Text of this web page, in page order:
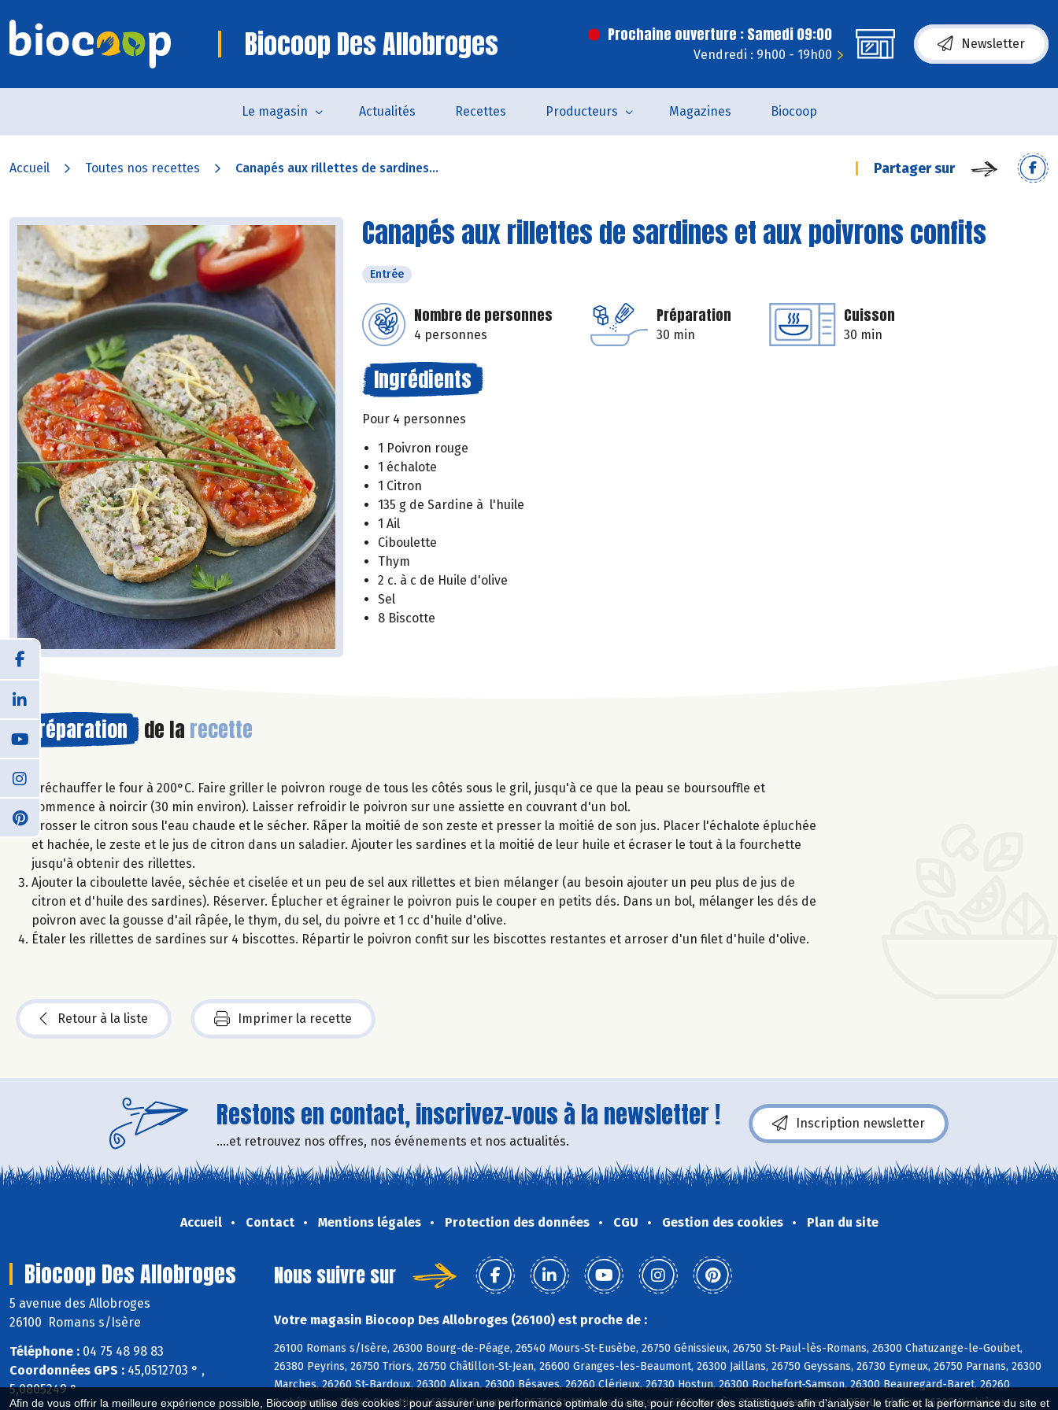
Afin de vous offrir la meilleure expérience possible, Biocoop utilise des cookies : pour assurer une performance optimale du site, pour récolter des statistiques afin d'analyser le trafic et la performance du site et
Biocoop Des Allobroges Prochaine ouverture : Samedi 09:00
Vendredi : 9h00 - 19h00
Newsletter
Le magasin Actualités Recettes Producteurs Magazines Biocoop
Accueil Toutes nos recettes Canapés aux rillettes de sardines... Partager sur
Canapés aux rillettes de sardines et aux poivrons confits
Entrée
Nombre de personnes
4 personnes
Préparation
30 min
Cuisson
30 min
Ingrédients
Pour 4 personnes
1 Poivron rouge
1 échalote
1 Citron
135 g de Sardine à l'huile
1 Ail
Ciboulette
Thym
2 c. à c de Huile d'olive
Sel
8 Biscotte
Préparation de la recette
Préchauffer le four à 200°C. Faire griller le poivron rouge de tous les côtés sous le gril, jusqu'à ce que la peau se boursouffle et
commence à noircir (30 min environ). Laisser refroidir le poivron sur une assiette en couvrant d'un bol.
Brosser le citron sous l'eau chaude et le sécher. Râper la moitié de son zeste et presser la moitié de son jus. Placer l'échalote épluchée
et hachée, le zeste et le jus de citron dans un saladier. Ajouter les sardines et la moitié de leur huile et écraser le tout à la fourchette
jusqu'à obtenir des rillettes.
Ajouter la ciboulette lavée, séchée et ciselée et un peu de sel aux rillettes et bien mélanger (au besoin ajouter un peu plus de jus de
citron et d'huile des sardines). Réserver. Éplucher et égrainer le poivron puis le couper en petits dés. Dans un bol, mélanger les dés de
poivron avec la gousse d'ail râpée, le thym, du sel, du poivre et 1 cc d'huile d'olive.
Étaler les rillettes de sardines sur 4 biscottes. Répartir le poivron confit sur les biscottes restantes et arroser d'un filet d'huile d'olive.
Retour à la liste Imprimer la recette
Restons en contact, inscrivez-vous à la newsletter !
....et retrouvez nos offres, nos événements et nos actualités.
Inscription newsletter
Accueil Contact Mentions légales Protection des données CGU Gestion des cookies Plan du site
Biocoop Des Allobroges
5 avenue des Allobroges
26100 Romans s/Isère
Téléphone : 04 75 48 98 83
Coordonnées GPS : 45,0512703 ° ,
5,0805249 °
Nous suivre sur
Votre magasin Biocoop Des Allobroges (26100) est proche de :
26100 Romans s/Isère, 26300 Bourg-de-Péage, 26540 Mours-St-Eusèbe, 26750 Génissieux, 26750 St-Paul-lès-Romans, 26300 Chatuzange-le-Goubet,
26380 Peyrins, 26750 Triors, 26750 Châtillon-St-Jean, 26600 Granges-les-Beaumont, 26300 Jaillans, 26750 Geyssans, 26730 Eymeux, 26750 Parnans, 26300
Marches, 26260 St-Bardoux, 26300 Alixan, 26300 Bésayes, 26260 Clérieux, 26730 Hostun, 26300 Rochefort-Samson, 26300 Beauregard-Baret, 26260
Arthémonay, 38840 St-Lattier, 26260 St-Donat s/l, 26750 St-Michel s/Savasse, 26260 Margès, 26730 La Baume-d, 26350 Le Chalon, 26300 Barbières